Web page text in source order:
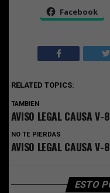
Facebook
RELATED TOPICS:
TAMBIEN
AVISO LEGAL CAUSA
NO TE PIERDAS
AVISO LEGAL CAUSA
ESTO